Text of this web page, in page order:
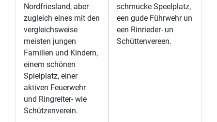
Nordfriesland, aber
zugleich eines mit den
vergleichsweise
meisten jungen
Familien und Kindern,
einem schönen
Spielplatz, einer
aktiven Feuerwehr
und Ringreiter- wie
Schützenverein.
schmucke Speelplatz,
een gude Führwehr un
een Rinrieder- un
Schüttenvereen.